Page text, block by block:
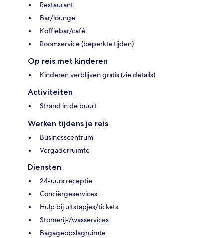
Restaurant
Bar/lounge
Koffiebar/café
Roomservice (beperkte tijden)
Op reis met kinderen
Kinderen verblijven gratis (zie details)
Activiteiten
Strand in de buurt
Werken tijdens je reis
Businesscentrum
Vergaderruimte
Diensten
24-uurs receptie
Conciërgeservices
Hulp bij uitstapjes/tickets
Stomerij-/wasservices
Bagageopslagruimte